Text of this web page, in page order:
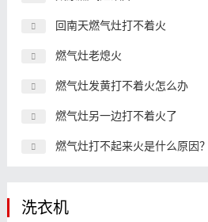
回南天燃气灶打不着火
燃气灶老熄火
燃气灶发黄打不着火怎么办
燃气灶另一边打不着火了
燃气灶打不起来火是什么原因？
洗衣机